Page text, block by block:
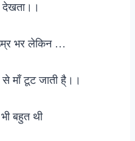
देखता।।
भर लेकिन …
माँ टूट जाती है्।।
बहुत थी